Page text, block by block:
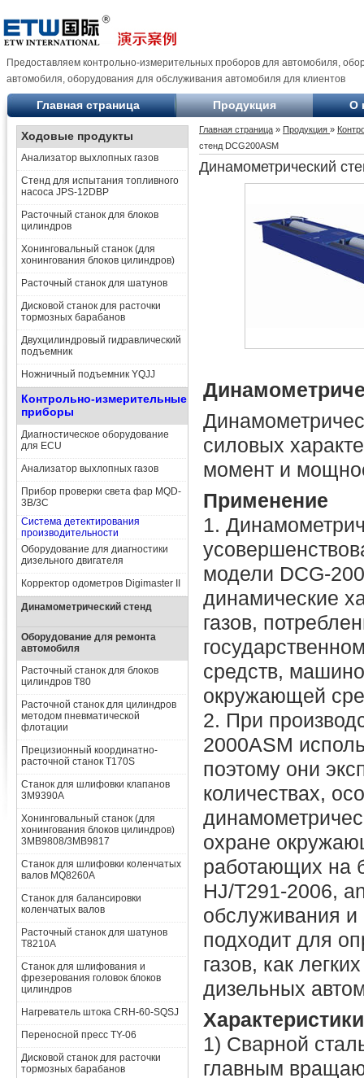
Предоставляем контрольно-измерительных проборов для автомобиля,
автомобиля, оборудования для обслуживания автомобиля для клиентов
Главная страница Продукция О
Ходовые продукты
Анализатор выхлопных газов
Стенд для испытания топливного
насоса JPS-12DBP
Расточный станок для блоков
цилиндров
Хонинговальный станок (для
хонингования блоков цилиндров)
Расточный станок для шатунов
Дисковой станок для расточки
тормозных барабанов
Двухцилиндровый гидравлический
подъемник
Ножничный подъемник YQJJ
Контрольно-измерительные
приборы
Диагностическое оборудование
для ECU
Анализатор выхлопных газов
Прибор проверки света фар MQD-
3B/3C
Система детектирования
производительности
Оборудование для диагностики
дизельного двигателя
Корректор одометров Digimaster II
Динамометрический стенд
Оборудование для ремонта
автомобиля
Расточный станок для блоков
цилиндров T80
Расточной станок для цилиндров
методом пневматической
флотации
Прецизионный координатно-
расточной станок T170S
Станок для шлифовки клапанов
3M9390A
Хонинговальный станок (для
хонингования блоков цилиндров)
3MB9808/3MB9817
Станок для шлифовки коленчатых
валов MQ8260A
Станок для балансировки
коленчатых валов
Расточный станок для шатунов
T8210A
Станок для шлифования и
фрезерования головок блоков
цилиндров
Нагреватель штока CRH-60-SQSJ
Переносной пресс TY-06
Дисковой станок для расточки
тормозных барабанов
Главная страница » Продукция »
стенд DCG200ASM
Динамометрический
силовых
момент и
Применение
1.
модели DCG-
динамические
газов,
средств,
окружающей
2. При
2000ASM
поэтому они
количествах,
охране
работающих на
HJ/T291-2006,
обслуживания и
подходит для
газов, как
дизельных
1) Сварной
главным